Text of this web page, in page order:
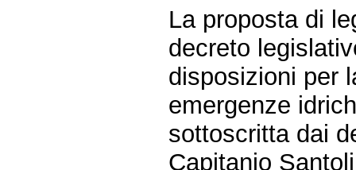
La proposta di
decreto
disposizioni per
emergenze
sottoscritta dai
Capitanio